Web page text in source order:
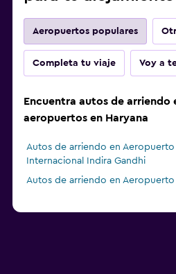
Aeropuertos populares
Completa tu viaje Voy a
Encuentra autos de arriendo
aeropuertos en Haryana
Autos de arriendo en Aeropuerto
Internacional Indira Gandhi
Autos de arriendo en Aeropuerto